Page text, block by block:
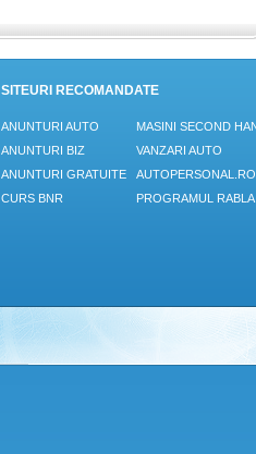
SITEURI RECOMANDATE
ANUNTURI AUTO
ANUNTURI BIZ
ANUNTURI GRATUITE
CURS BNR
MASINI SECOND
VANZARI AUTO
AUTOPERSONAL.RO
PROGRAMUL